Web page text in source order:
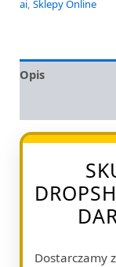
ai, Sklepy Online
Opis
Dostarczamy